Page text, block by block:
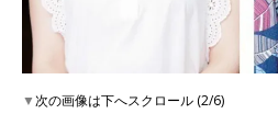
▼次の画像は下へスクロール (2/6)